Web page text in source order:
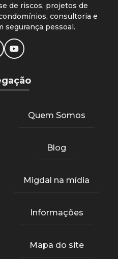
de riscos, projetos de
consultoria e
segurança pessoal.
Quem Somos
Blog
Migdal na mídia
Informações
Mapa do site